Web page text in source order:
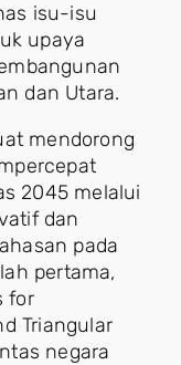
isu-isu
upaya
dan Utara.
mendorong
2045 melalui
dan
pada
pertama,
for
Triangular
negara